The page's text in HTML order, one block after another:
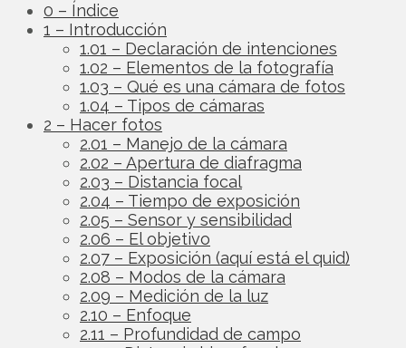
0 – Índice
1 – Introducción
1.01 – Declaración de intenciones
1.02 – Elementos de la fotografía
1.03 – Qué es una cámara de fotos
1.04 – Tipos de cámaras
2 – Hacer fotos
2.01 – Manejo de la cámara
2.02 – Apertura de diafragma
2.03 – Distancia focal
2.04 – Tiempo de exposición
2.05 – Sensor y sensibilidad
2.06 – El objetivo
2.07 – Exposición (aquí está el quid)
2.08 – Modos de la cámara
2.09 – Medición de la luz
2.10 – Enfoque
2.11 – Profundidad de campo